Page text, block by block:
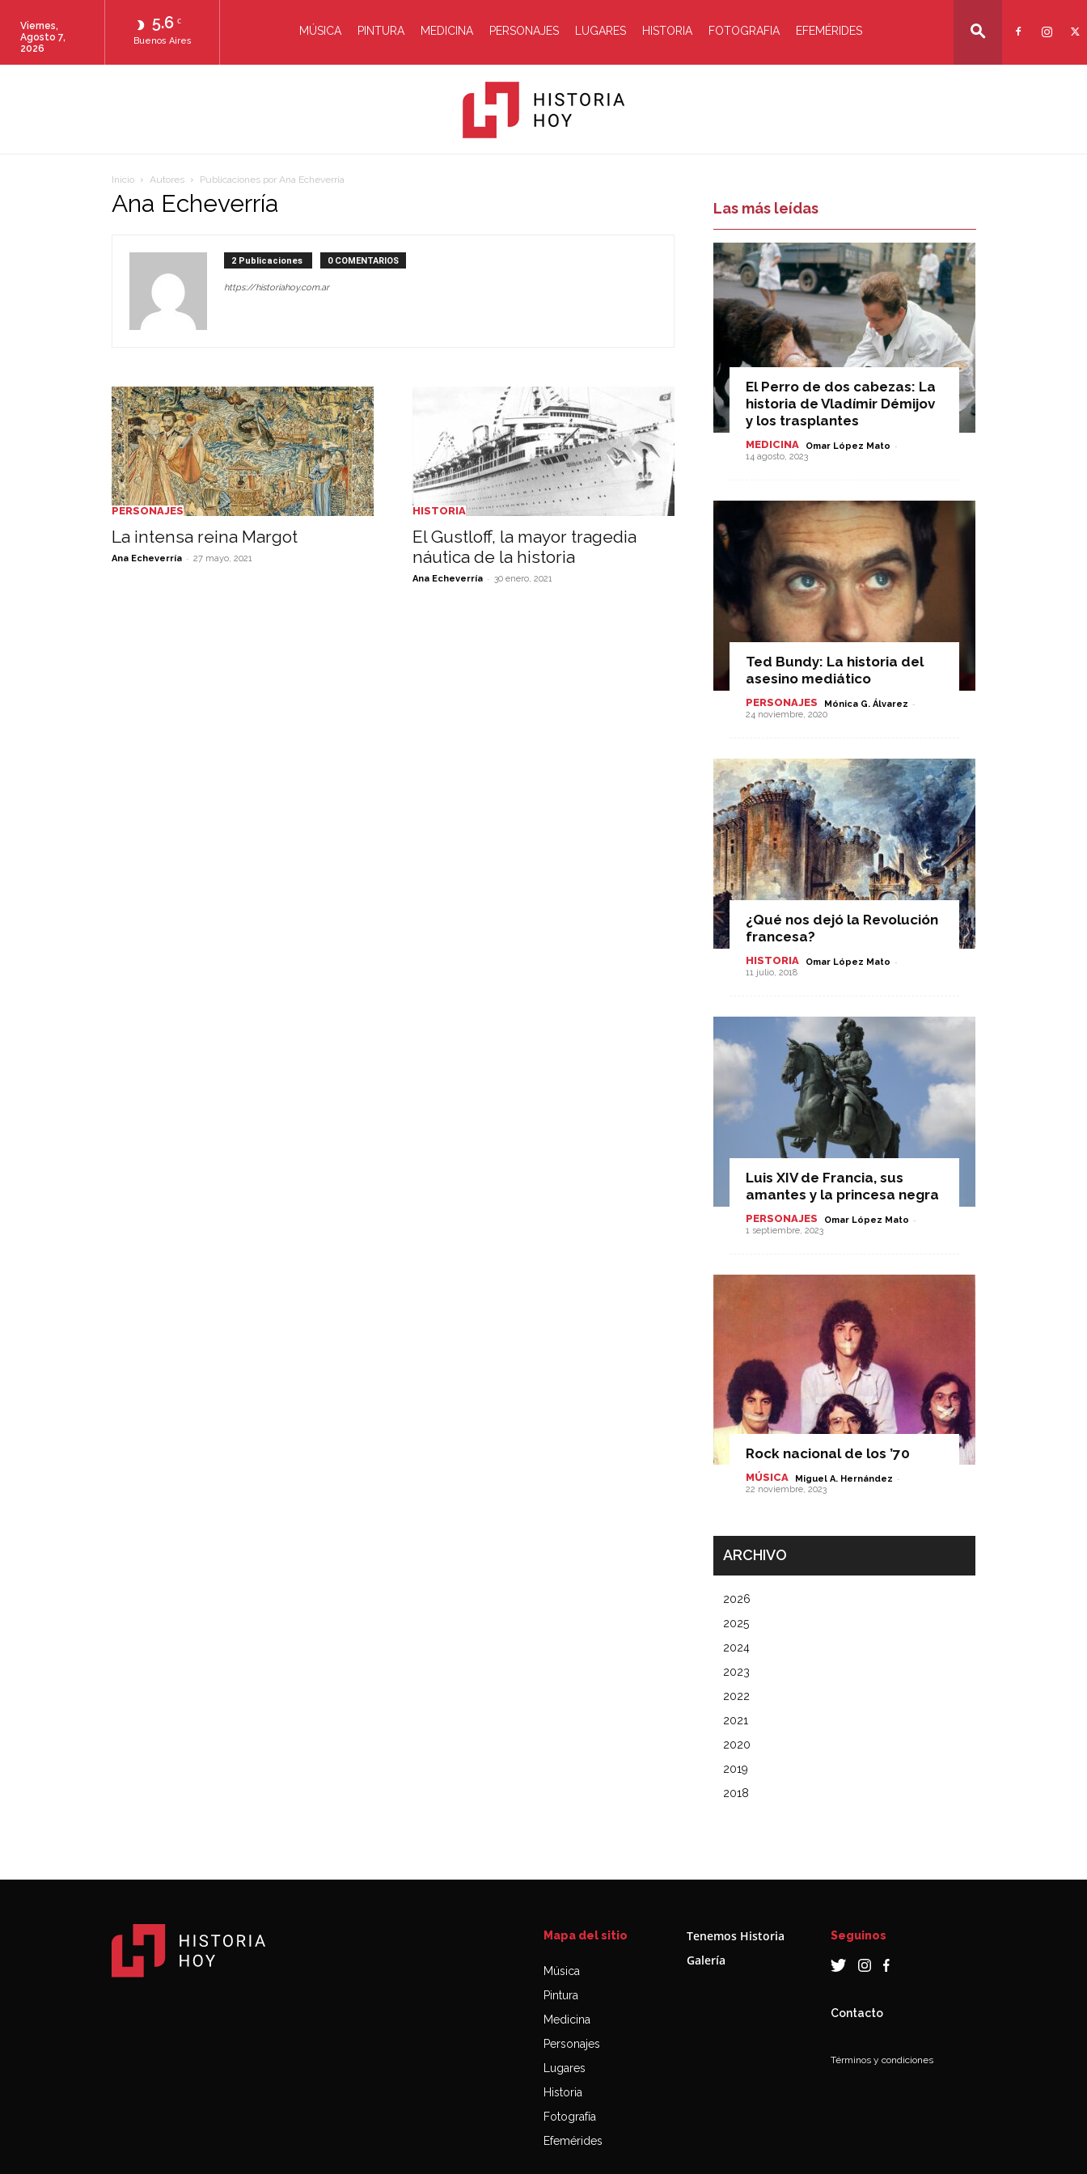
5.6 C
Buenos Aires
Viernes,
Agosto 7,
2026
MÚSICA PINTURA MEDICINA PERSONAJES LUGARES HISTORIA FOTOGRAFIA EFEMÉRIDES
Inicio Autores Publicaciones por Ana Echeverría
Ana Echeverría
2 Publicaciones 0 COMENTARIOS
https://historiahoy.com.ar
PERSONAJES
La intensa reina Margot
Ana Echeverría - 27 mayo, 2021
HISTORIA
El Gustloff, la mayor tragedia
náutica de la historia
Ana Echeverría - 30 enero, 2021
Las más leídas
El Perro de dos cabezas: La
historia de Vladímir Démijov
y los trasplantes
MEDICINA Omar López Mato -
14 agosto, 2023
Ted Bundy: La historia del
asesino mediático
PERSONAJES Mónica G. Álvarez -
24 noviembre, 2020
¿Qué nos dejó la Revolución
francesa?
HISTORIA Omar López Mato -
11 julio, 2018
Luis XIV de Francia, sus
amantes y la princesa negra
PERSONAJES Omar López Mato -
1 septiembre, 2023
Rock nacional de los ’70
MÚSICA Miguel A. Hernández -
22 noviembre, 2023
ARCHIVO
2026
2025
2024
2023
2022
2021
2020
2019
2018
Mapa del sitio
Música
Pintura
Medicina
Personajes
Lugares
Historia
Fotografía
Efemérides
Tenemos Historia
Galería
Seguinos
Contacto
Términos y condiciones